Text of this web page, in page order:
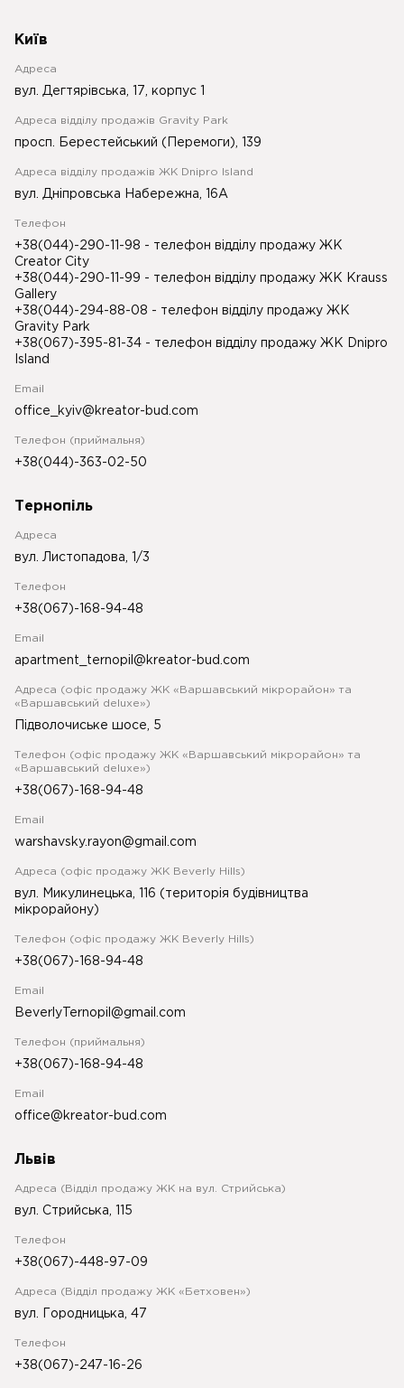
Київ
Адреса
вул. Дегтярівська, 17, корпус 1
Адреса відділу продажів Gravity Park
просп. Берестейський (Перемоги), 139
Адреса відділу продажів ЖК Dnipro Island
вул. Дніпровська Набережна, 16А
Телефон
+38(044)-290-11-98 - телефон відділу продажу ЖК
Creator City
+38(044)-290-11-99 - телефон відділу продажу ЖК Krauss
Gallery
+38(044)-294-88-08 - телефон відділу продажу ЖК
Gravity Park
+38(067)-395-81-34 - телефон відділу продажу ЖК Dnipro
Island
Email
office_kyiv@kreator-bud.com
Телефон (приймальня)
+38(044)-363-02-50
Тернопіль
Адреса
вул. Листопадова, 1/3
Телефон
+38(067)-168-94-48
Email
apartment_ternopil@kreator-bud.com
Адреса (офіс продажу ЖК «Варшавський мікрорайон» та
«Варшавський deluxe»)
Підволочиське шосе, 5
Телефон (офіс продажу ЖК «Варшавський мікрорайон» та
«Варшавський deluxe»)
+38(067)-168-94-48
Email
warshavsky.rayon@gmail.com
Адреса (офіс продажу ЖК Beverly Hills)
вул. Микулинецька, 116 (територія будівництва
мікрорайону)
Телефон (офіс продажу ЖК Beverly Hills)
+38(067)-168-94-48
Email
BeverlyTernopil@gmail.com
Телефон (приймальня)
+38(067)-168-94-48
Email
office@kreator-bud.com
Львів
Адреса (Відділ продажу ЖК на вул. Стрийська)
вул. Стрийська, 115
Телефон
+38(067)-448-97-09
Адреса (Відділ продажу ЖК «Бетховен»)
вул. Городницька, 47
Телефон
+38(067)-247-16-26